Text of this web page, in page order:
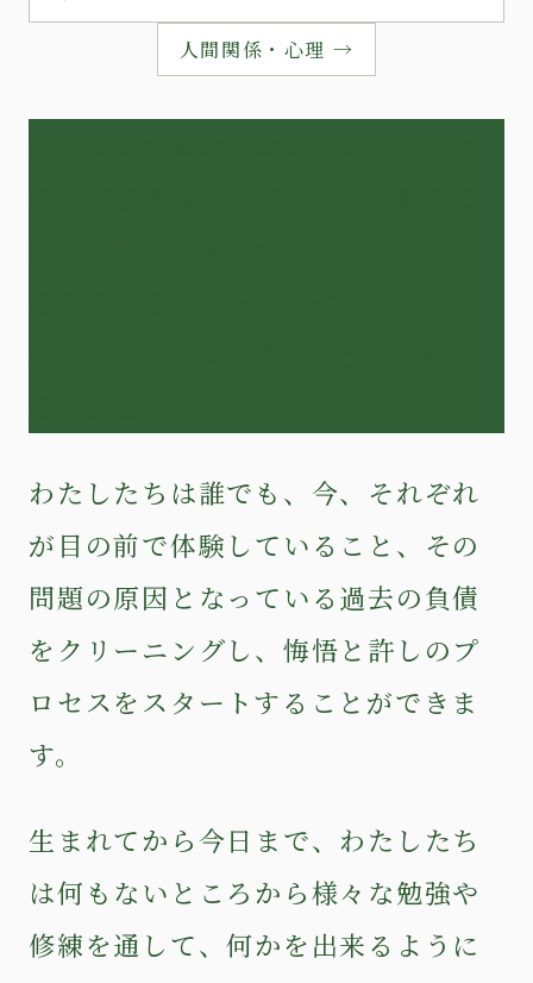
人間関係・心理 →
わたしたちは誰でも、今、それぞれ
が目の前で体験していること、その
問題の原因となっている過去の負債
をクリーニングし、悔悟と許しのプ
ロセスをスタートすることができま
す。
生まれてから今日まで、わたしたち
は何もないところから様々な勉強や
修練を通して、何かを出来るように